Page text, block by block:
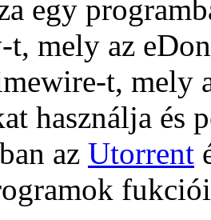
egy
t, mely az
t, mely
használja és
az Utorrent